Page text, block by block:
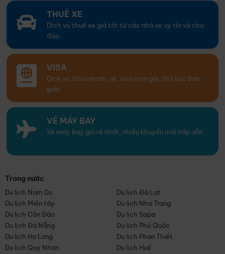
THUÊ XE
Dịch vụ thuê xe giá tốt từ các nhà xe uy tín và chu
đáo
VISA
Dịch vụ Visa nhanh, rẻ. Visa trọn gói, thủ tục đơn
giản
VÉ MÁY BAY
Vé máy bay giá rẻ nhất, nhiều khuyến mãi hấp dẫn
Trong nước
Du lịch Nam Du
Du lịch Đà Lạt
Du lịch Miền tây
Du lịch Nha Trang
Du lịch Côn Đảo
Du lịch Sapa
Du lịch Đà Nẵng
Du lịch Phú Quốc
Du lịch Hạ Long
Du lịch Phan Thiết
Du lịch Quy Nhơn
Du lịch Huế